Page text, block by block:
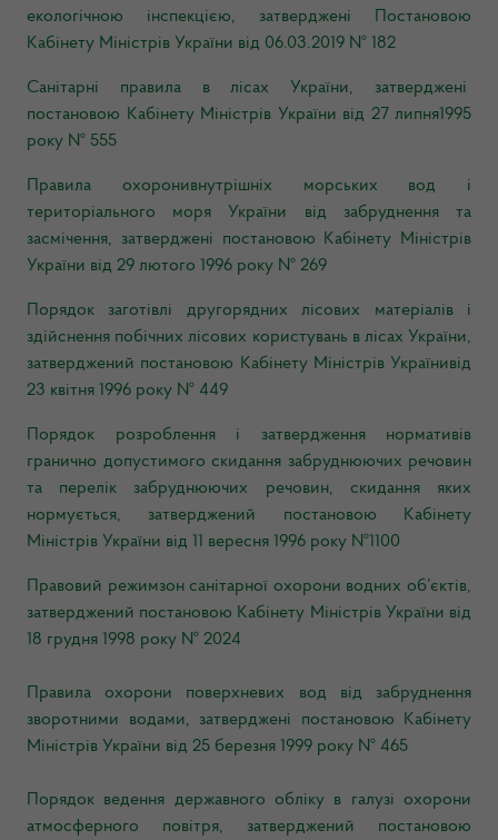
екологічною інспекцією, затверджені Постановою
Кабінету Міністрів України від 06.03.2019 № 182
Санітарні правила в лісах України, затверджені
постановою Кабінету Міністрів України від 27 липня1995
року № 555
Правила охоронивнутрішніх морських вод і
територіального моря України від забруднення та
засмічення, затверджені постановою Кабінету Міністрів
України від 29 лютого 1996 року № 269
Порядок заготівлі другорядних лісових матеріалів і
здійснення побічних лісових користувань в лісах України,
затверджений постановою Кабінету Міністрів Українивід
23 квітня 1996 року № 449
Порядок розроблення і затвердження нормативів
гранично допустимого скидання забруднюючих речовин
та перелік забруднюючих речовин, скидання яких
нормується, затверджений постановою Кабінету
Міністрів України від 11 вересня 1996 року №1100
Правовий режимзон санітарної охорони водних об’єктів,
затверджений постановою Кабінету Міністрів України від
18 грудня 1998 року № 2024
Правила охорони поверхневих вод від забруднення
зворотними водами, затверджені постановою Кабінету
Міністрів України від 25 березня 1999 року № 465
Порядок ведення державного обліку в галузі охорони
атмосферного повітря, затверджений постановою